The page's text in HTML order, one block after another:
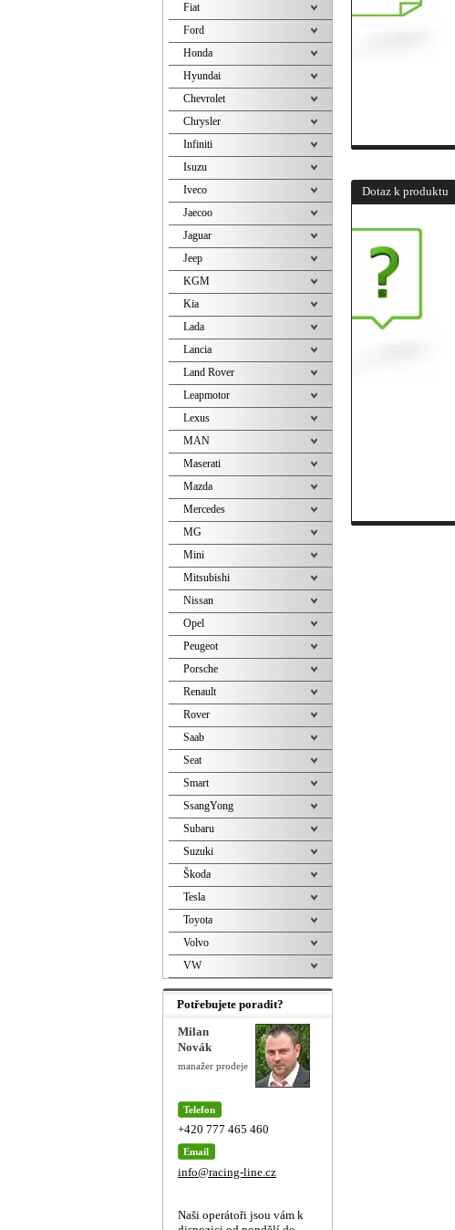
Dotaz k produktu
Fiat
Ford
Honda
Hyundai
Chevrolet
Chrysler
Infiniti
Isuzu
Iveco
Jaecoo
Jaguar
Jeep
KGM
Kia
Lada
Lancia
Land Rover
Leapmotor
Lexus
MAN
Maserati
Mazda
Mercedes
MG
Mini
Mitsubishi
Nissan
Opel
Peugeot
Porsche
Renault
Rover
Saab
Seat
Smart
SsangYong
Subaru
Suzuki
Škoda
Tesla
Toyota
Volvo
VW
Potřebujete poradit?
Milan
Novák
manažer prodeje
Telefon
+420 777 465 460
Email
info@racing-line.cz
Naši operátoři jsou vám k